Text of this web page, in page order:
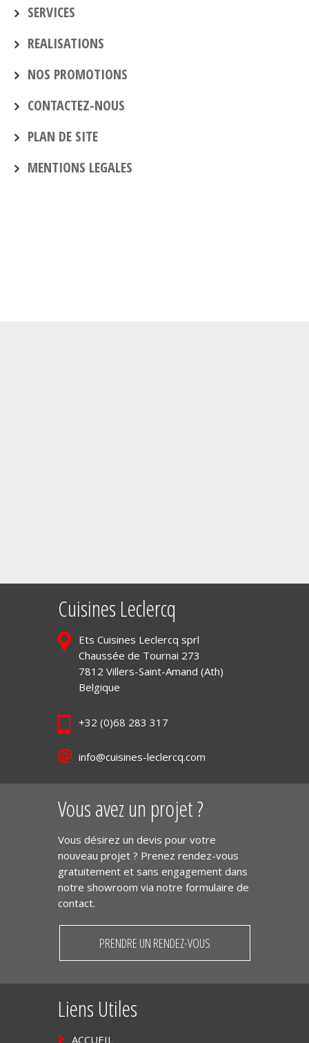
SERVICES
REALISATIONS
NOS PROMOTIONS
CONTACTEZ-NOUS
PLAN DE SITE
MENTIONS LEGALES
Cuisines Leclercq
Ets Cuisines Leclercq sprl
Chaussée de Tournai 273
7812 Villers-Saint-Amand (Ath)
Belgique
+32 (0)68 283 317
info@cuisines-leclercq.com
Vous avez un projet ?
Vous désirez un devis pour votre
nouveau projet ? Prenez rendez-vous
gratuitement et sans engagement dans
notre showroom via notre formulaire de
contact.
PRENDRE UN RENDEZ-VOUS
Liens Utiles
ACCUEIL